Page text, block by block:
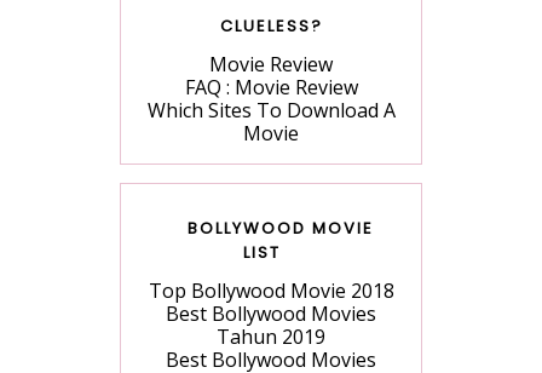
CLUELESS?
Movie Review
FAQ : Movie Review
Which Sites To Download A
Movie
BOLLYWOOD MOVIE
LIST
Top Bollywood Movie 2018
Best Bollywood Movies
Tahun 2019
Best Bollywood Movies